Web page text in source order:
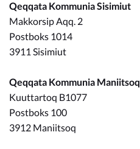
Qeqqata Kommunia Sisimiut
Makkorsip Aqq. 2
Postboks 1014
3911 Sisimiut
Qeqqata Kommunia Maniitsoq
Kuuttartoq B1077
Postboks 100
3912 Maniitsoq